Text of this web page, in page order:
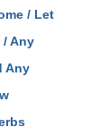
/ Let
/ Any
Any